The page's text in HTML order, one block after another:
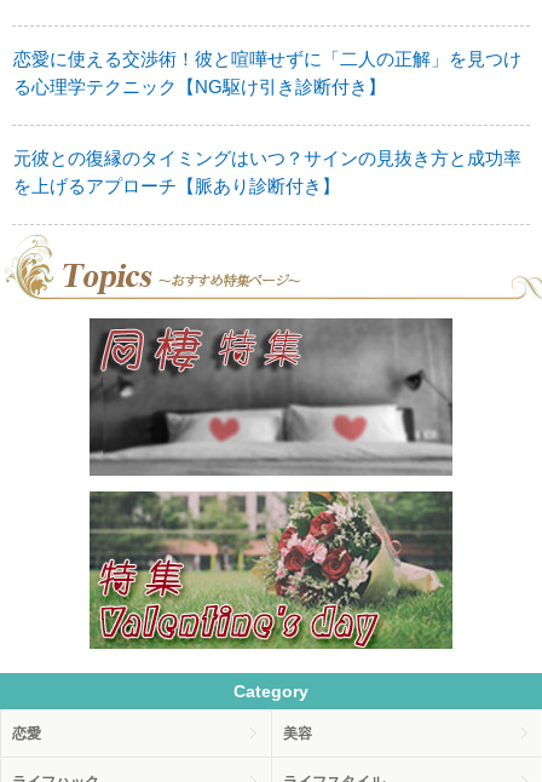
恋愛に使える交渉術！彼と喧嘩せずに「二人の正解」を見つけ
る心理学テクニック【NG駆け引き診断付き】
元彼との復縁のタイミングはいつ？サインの見抜き方と成功率
を上げるアプローチ【脈あり診断付き】
Category
恋愛 美容